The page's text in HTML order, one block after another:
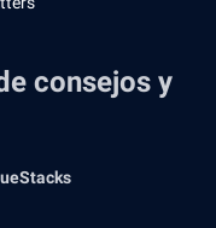
consejos y